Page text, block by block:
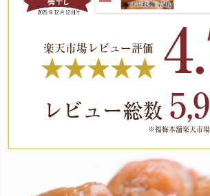
楽天市場レビュー評価
レビュー総数
※福梅本舗楽天市